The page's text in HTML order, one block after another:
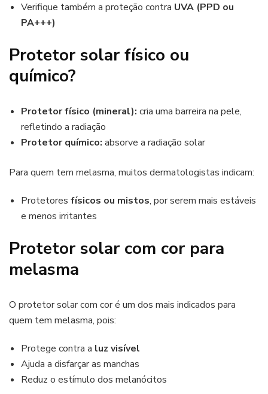
Verifique também a proteção contra UVA (PPD ou
PA+++)
Protetor solar físico ou
químico?
Protetor físico (mineral): cria uma barreira na pele,
refletindo a radiação
Protetor químico: absorve a radiação solar
Para quem tem melasma, muitos dermatologistas indicam:
Protetores físicos ou mistos, por serem mais estáveis
e menos irritantes
Protetor solar com cor para
melasma
O protetor solar com cor é um dos mais indicados para
quem tem melasma, pois:
Protege contra a luz visível
Ajuda a disfarçar as manchas
Reduz o estímulo dos melanócitos